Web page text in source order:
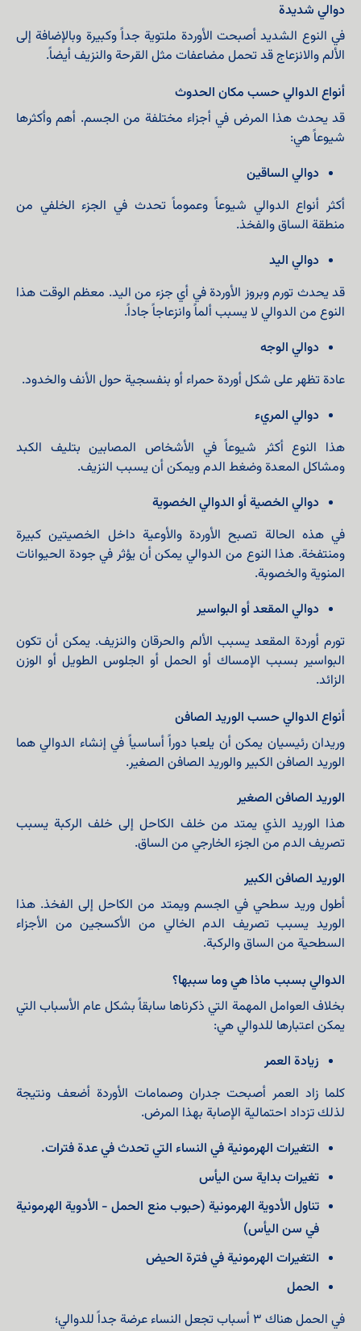
دوالي شديدة
في النوع الشديد أصبحت الأوردة ملتوية جداً وكبيرة وبالإضافة إلى
الألم والانزعاج قد تحمل مضاعفات مثل القرحة والنزيف أيضاً.
أنواع الدوالي حسب مكان الحدوث
قد يحدث هذا المرض في أجزاء مختلفة من الجسم. أهم وأكثرها
شيوعاً هي:
دوالي الساقین
أكثر أنواع الدوالي شيوعاً وعموماً تحدث في الجزء الخلفي من
منطقة الساق والفخذ.
دوالي اليد
قد يحدث تورم وبروز الأوردة في أي جزء من اليد. معظم الوقت هذا
النوع من الدوالي لا يسبب ألماً وانزعاجاً جاداً.
دوالي الوجه
عادة تظهر على شكل أوردة حمراء أو بنفسجية حول الأنف والخدود.
دوالي المريء
هذا النوع أكثر شيوعاً في الأشخاص المصابين بتليف الكبد
ومشاكل المعدة وضغط الدم ويمكن أن يسبب النزيف.
دوالي الخصية أو الدوالي الخصوية
في هذه الحالة تصبح الأوردة والأوعية داخل الخصيتين كبيرة
ومنتفخة. هذا النوع من الدوالي يمكن أن يؤثر في جودة الحيوانات
المنوية والخصوبة.
دوالي المقعد أو البواسير
تورم أوردة المقعد يسبب الألم والحرقان والنزيف. يمكن أن تكون
البواسير بسبب الإمساك أو الحمل أو الجلوس الطويل أو الوزن
الزائد.
أنواع الدوالي حسب الوريد الصافن
وريدان رئيسيان يمكن أن يلعبا دوراً أساسياً في إنشاء الدوالي هما
الوريد الصافن الكبير والوريد الصافن الصغير.
الوريد الصافن الصغير
هذا الوريد الذي يمتد من خلف الكاحل إلى خلف الركبة يسبب
تصريف الدم من الجزء الخارجي من الساق.
الوريد الصافن الكبير
أطول وريد سطحي في الجسم ويمتد من الكاحل إلى الفخذ. هذا
الوريد يسبب تصريف الدم الخالي من الأكسجين من الأجزاء
السطحية من الساق والركبة.
الدوالي بسبب ماذا هي وما سببها؟
بخلاف العوامل المهمة التي ذكرناها سابقاً بشكل عام الأسباب التي
يمكن اعتبارها للدوالي هي:
زيادة العمر
كلما زاد العمر أصبحت جدران وصمامات الأوردة أضعف ونتيجة
لذلك تزداد احتمالية الإصابة بهذا المرض.
التغيرات الهرمونية في النساء التي تحدث في عدة فترات.
تغيرات بداية سن اليأس
تناول الأدوية الهرمونية (حبوب منع الحمل - الأدوية الهرمونية
في سن اليأس)
التغيرات الهرمونية في فترة الحيض
الحمل
في الحمل هناك 3 أسباب تجعل النساء عرضة جداً للدوالي؛